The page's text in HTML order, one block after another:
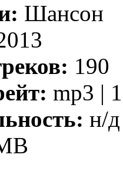
Шансон
190
mp3 |
н/д